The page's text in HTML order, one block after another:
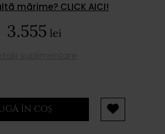
mărime? CLICK AICI!
3.555 lei
ÎN COȘ